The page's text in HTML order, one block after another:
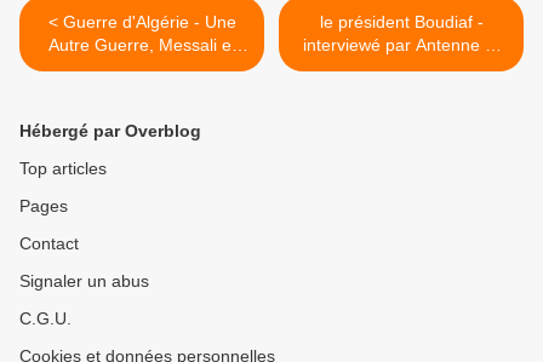
< Guerre d'Algérie - Une
Autre Guerre, Messali el
hadj (un document Ahmed
le président Boudiaf -
interviewé par Antenne 2,
France (Février 1992) >
Hébergé par Overblog
Top articles
Pages
Contact
Signaler un abus
C.G.U.
Cookies et données personnelles